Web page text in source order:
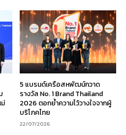
5 แบรนด์เครือสหพัฒน์กวาด
รางวัล No. 1 Brand Thailand
2026 ตอกย้ำความไว้วางใจจากผู้
บริโภคไทย
22/07/2026